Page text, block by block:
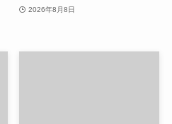
2026年8月8日